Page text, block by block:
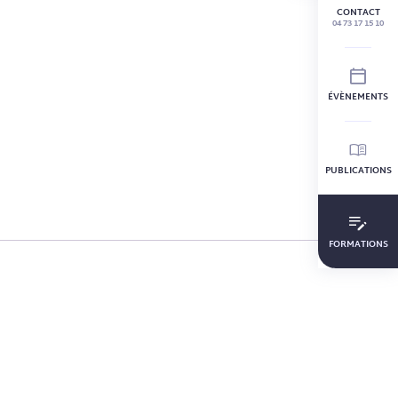
CONTACT
04 73 17 15 10
ÉVÈNEMENTS
PUBLICATIONS
FORMATIONS